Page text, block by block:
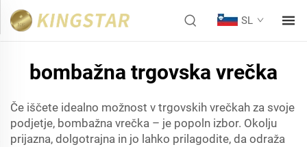
SL
bombažna trgovska vrečka
Če iščete idealno možnost v trgovskih vrečkah za svoje
podjetje, bombažna vrečka – je popoln izbor. Okolju
prijazna, dolgotrajna in jo lahko prilagodite, da odraža